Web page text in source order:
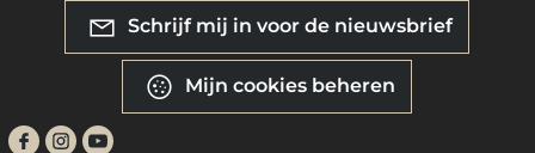
Schrijf mij in voor de nieuwsbrief
Mijn cookies beheren